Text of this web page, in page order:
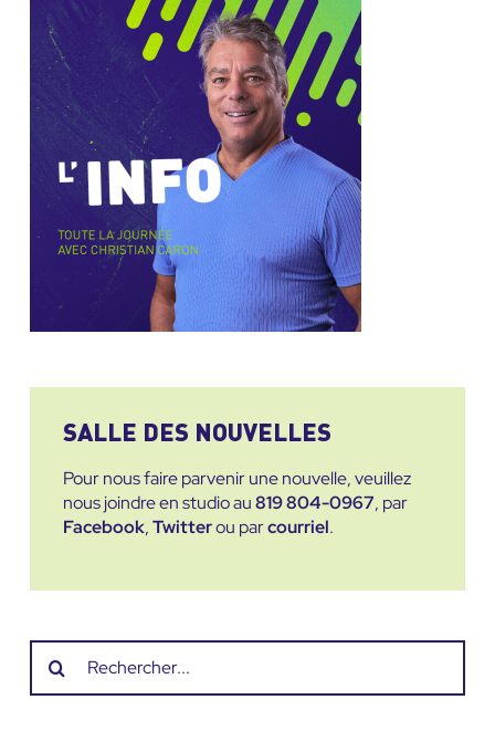
SALLE DES NOUVELLES
Pour nous faire parvenir une nouvelle, veuillez
nous joindre en studio au819 804-0967, par
Facebook,Twitterou parcourriel.
Recherche